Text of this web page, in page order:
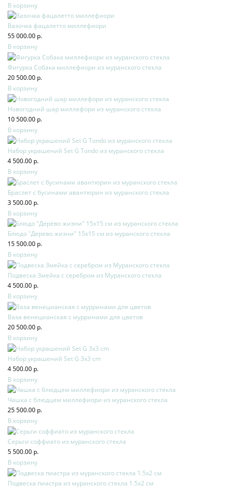
В корзину
Вазочка фацалетто миллефиори
55 000.00 р.
В корзину
Фигурка Собака миллефиори из муранского стекла
20 500.00 р.
В корзину
Новогодний шар миллефори из муранского стекла
10 500.00 р.
В корзину
Набор украшений Set G Tondo из муранского стекла
4 500.00 р.
В корзину
Браслет с бусинами авантюрин из муранского стекла
3 500.00 р.
В корзину
Блюдо "Дерево жизни" 15х15 см из муранского стекла
15 500.00 р.
В корзину
Подвеска Змейка с серебром из Муранского стекла
4 500.00 р.
В корзину
Ваза венецианская с мурринами для цветов
20 500.00 р.
В корзину
Набор украшений Set G 3x3 cm
4 500.00 р.
В корзину
Чашка с блюдцем миллефиори из муранского стекла
25 500.00 р.
В корзину
Серьги соффиато из муранского стекла
5 500.00 р.
В корзину
Подвеска пиастра из муранского стекла 1.5х2 см